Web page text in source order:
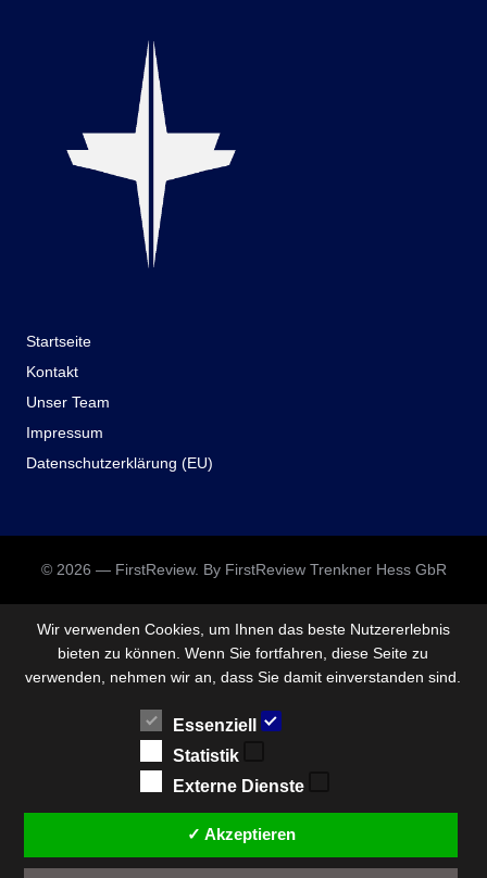
Startseite
Kontakt
Unser Team
Impressum
Datenschutzerklärung (EU)
© 2026 — FirstReview. By FirstReview Trenkner Hess GbR
Wir verwenden Cookies, um Ihnen das beste Nutzererlebnis
bieten zu können. Wenn Sie fortfahren, diese Seite zu
verwenden, nehmen wir an, dass Sie damit einverstanden sind.
Essenziell
Statistik
Externe Dienste
✓ Akzeptieren